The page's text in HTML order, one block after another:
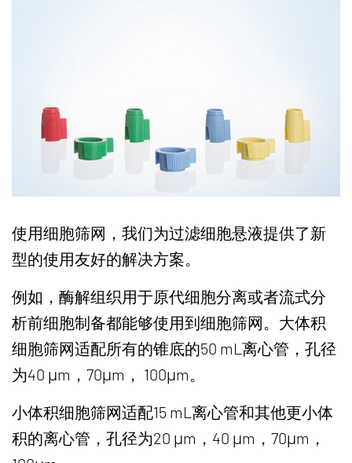
使用细胞筛网，我们为过滤细胞悬液提供了新
型的使用友好的解决方案。
例如，酶解组织用于原代细胞分离或者流式分
析前细胞制备都能够使用到细胞筛网。大体积
细胞筛网适配所有的锥底的50 mL离心管，孔径
为40 μm，70μm， 100μm。
小体积细胞筛网适配15 mL离心管和其他更小体
积的离心管，孔径为20 μm，40 μm，70μm，